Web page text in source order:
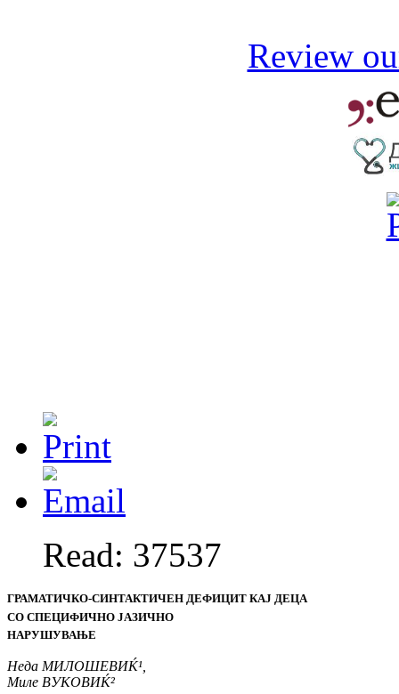
Review
Read: 37537
ГРАМАТИЧКО-СИНТАКТИЧЕН ДЕФИЦИТ КАЈ ДЕЦА
СО СПЕЦИФИЧНОЈАЗИЧНО
НАРУШУВАЊЕ
Неда МИЛОШЕВИЌ¹,
Миле ВУКОВИЌ²